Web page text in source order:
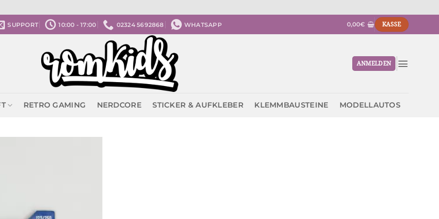
SUPPORT 10:00 - 17:00 02324 5692868 WHATSAPP 0,00€ KASSE
ANMELDEN
RETRO GAMING NERDCORE STICKER & AUFKLEBER KLEMMBAUSTEINE MODELLAUTOS